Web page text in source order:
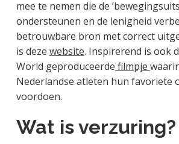
mee te nemen die de
ondersteunen en de lenigheid
betrouwbare bron met correct
is deze website. Inspirerend is ook
World geproduceerde filmpje
Nederlandse atleten hun favoriete
voordoen.
Wat is verzuring?